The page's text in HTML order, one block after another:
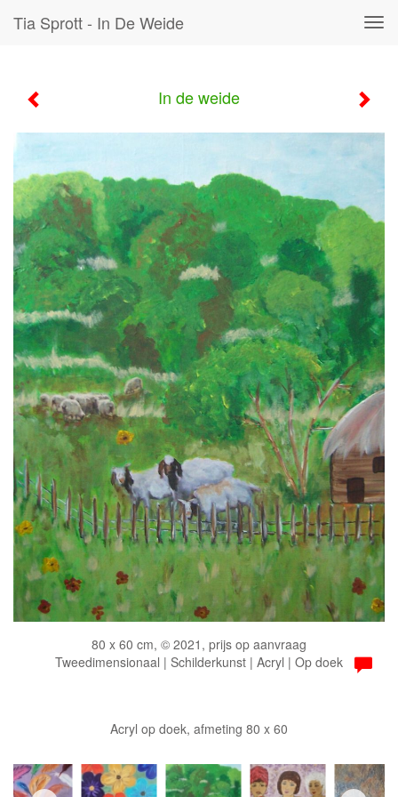
Tia Sprott - In De Weide
In de weide
80 x 60 cm, © 2021, prijs op aanvraag
Tweedimensionaal | Schilderkunst | Acryl | Op doek
Acryl op doek, afmeting 80 x 60